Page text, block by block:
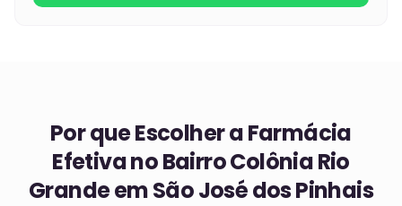
Por que Escolher a Farmácia
Efetiva noBairro Colônia Rio
Grande em São José dos Pinhais